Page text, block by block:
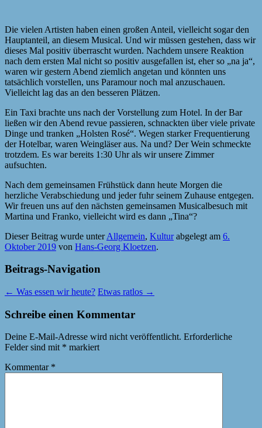
Die vielen Artisten haben einen großen Anteil, vielleicht sogar den
Hauptanteil, an diesem Musical. Und wir müssen gestehen, dass wir
dieses Mal positiv überrascht wurden. Nachdem unsere Reaktion
nach dem ersten Mal nicht so positiv ausgefallen ist, eher so „na ja“,
waren wir gestern Abend ziemlich angetan und könnten uns
tatsächlich vorstellen, uns Paramour noch mal anzuschauen.
Vielleicht lag das an den besseren Plätzen.
Ein Taxi brachte uns nach der Vorstellung zum Hotel. In der Bar
ließen wir den Abend revue passieren, schnackten über viele private
Dinge und tranken „Holsten Rosé“. Wegen starker Frequentierung
der Hotelbar, waren Weingläser aus. Na und? Der Wein schmeckte
trotzdem. Es war bereits 1:30 Uhr als wir unsere Zimmer
aufsuchten.
Nach dem gemeinsamen Frühstück dann heute Morgen die
herzliche Verabschiedung und jeder fuhr seinem Zuhause entgegen.
Wir freuen uns auf den nächsten gemeinsamen Musicalbesuch mit
Martina und Franko, vielleicht wird es dann „Tina“?
Dieser Beitrag wurde unterAllgemein, Kulturabgelegt am 6.
Oktober 2019 von Hans-Georg Kloetzen.
Beitrags-Navigation
← Was essen wir heute? Etwas ratlos →
Schreibe einen Kommentar
Deine E-Mail-Adresse wird nicht veröffentlicht. Erforderliche
Felder sind mit * markiert
Kommentar *